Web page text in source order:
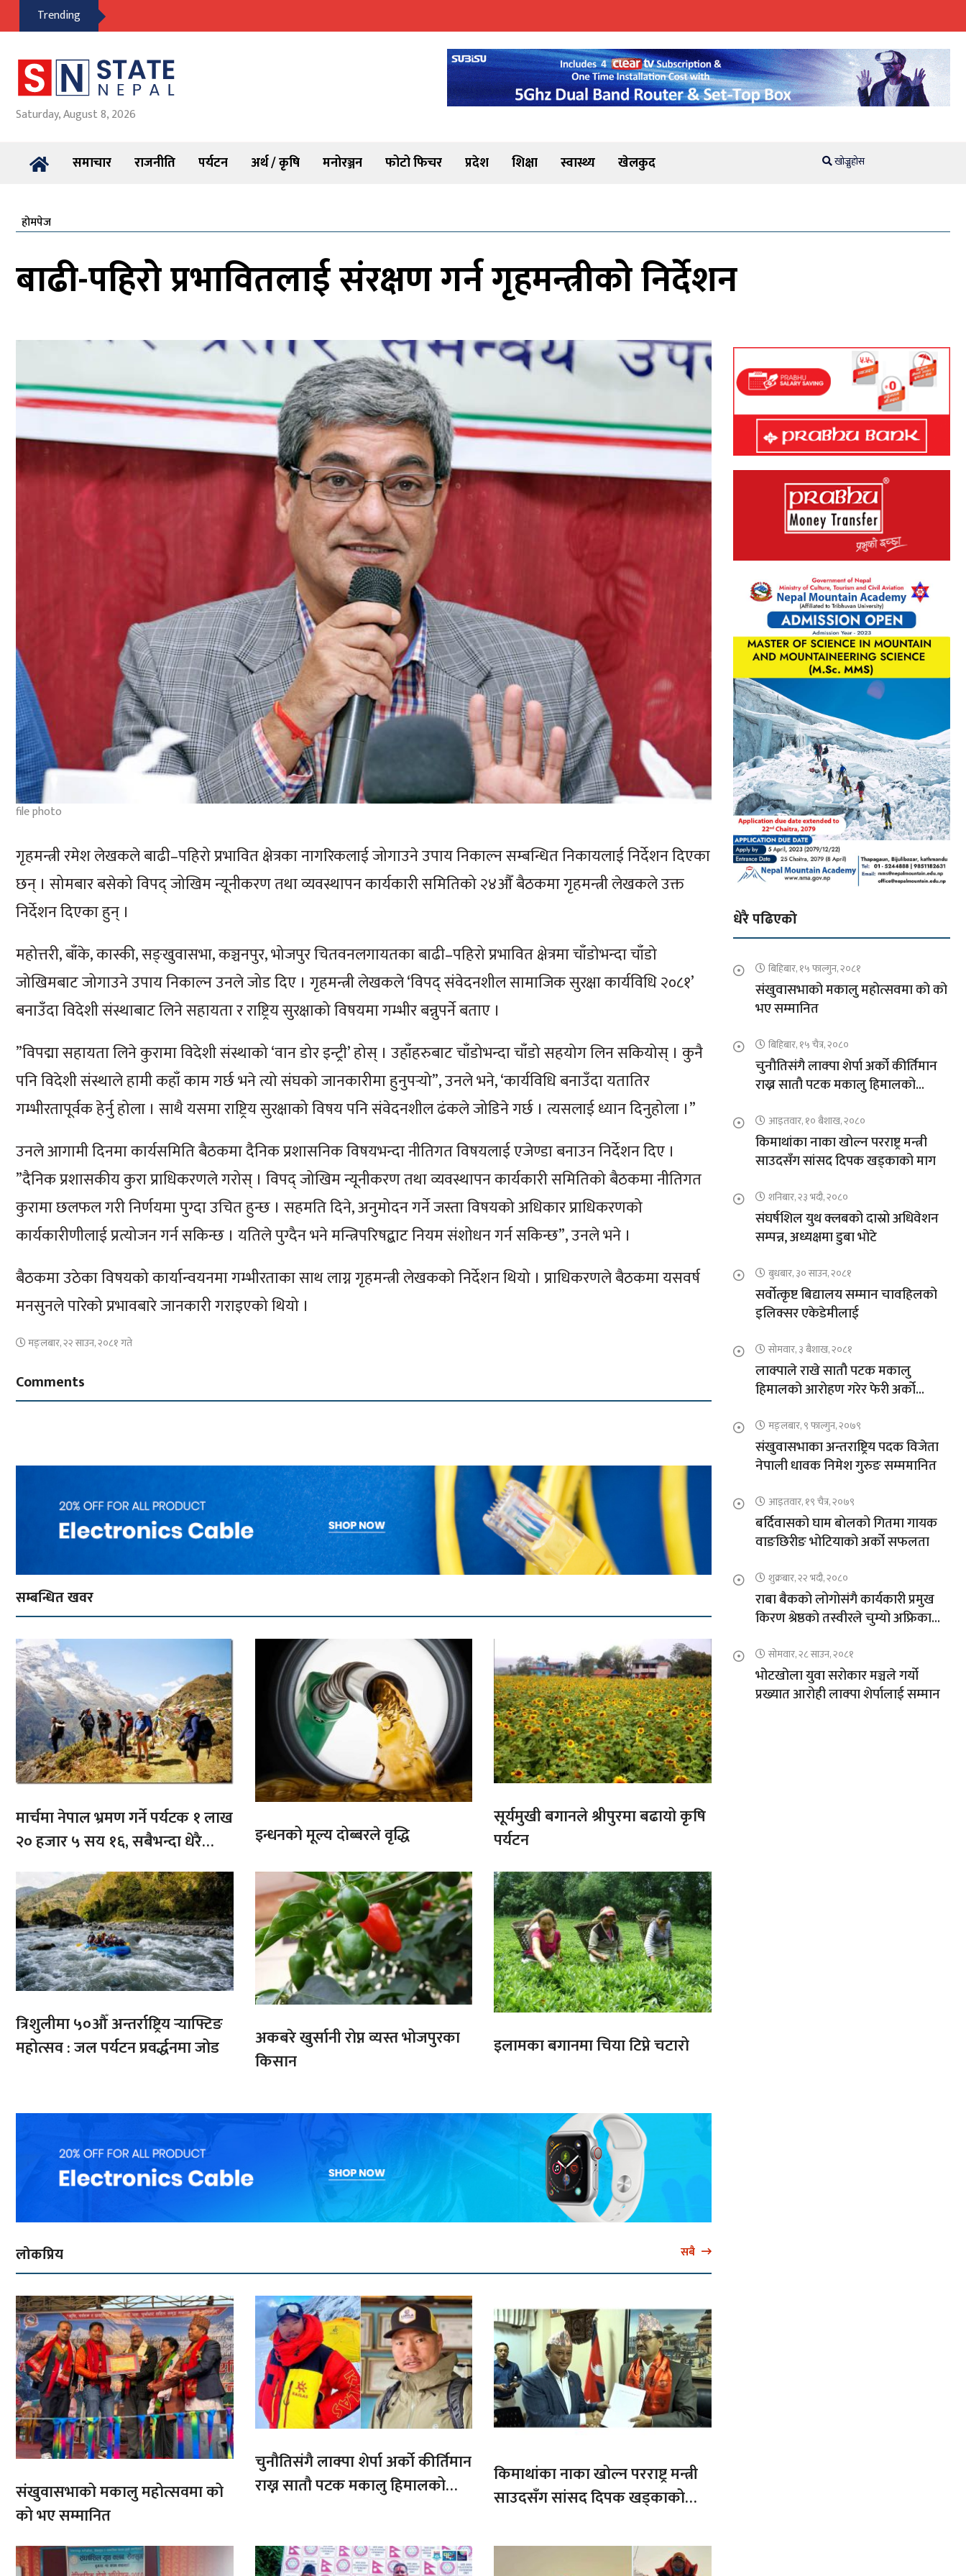
Trending
Saturday, August 8, 2026
समाचार राजनीति पर्यटन अर्थ / कृषि मनोरञ्जन फोटो फिचर प्रदेश शिक्षा स्वास्थ्य खेलकुद खोज्नुहोस
होमपेज
बाढी-पहिरो प्रभावितलाई संरक्षण गर्न गृहमन्त्रीको निर्देशन
file photo
गृहमन्त्री रमेश लेखकले बाढी–पहिरो प्रभावित क्षेत्रका नागरिकलाई जोगाउने उपाय निकाल्न सम्बन्धित निकायलाई निर्देशन दिएका
छन् । सोमबार बसेको विपद् जोखिम न्यूनीकरण तथा व्यवस्थापन कार्यकारी समितिको २४औँ बैठकमा गृहमन्त्री लेखकले उक्त
निर्देशन दिएका हुन् ।
महोत्तरी, बाँके, कास्की, सङ्खुवासभा, कञ्चनपुर, भोजपुर चितवनलगायतका बाढी–पहिरो प्रभावित क्षेत्रमा चाँडोभन्दा चाँडो
जोखिमबाट जोगाउने उपाय निकाल्न उनले जोड दिए । गृहमन्त्री लेखकले ‘विपद् संवेदनशील सामाजिक सुरक्षा कार्यविधि २०८१’
बनाउँदा विदेशी संस्थाबाट लिने सहायता र राष्ट्रिय सुरक्षाको विषयमा गम्भीर बन्नुपर्ने बताए ।
”विपद्मा सहायता लिने कुरामा विदेशी संस्थाको ‘वान डोर इन्ट्री’ होस् । उहाँहरुबाट चाँडोभन्दा चाँडो सहयोग लिन सकियोस् । कुनै
पनि विदेशी संस्थाले हामी कहाँ काम गर्छ भने त्यो संघको जानकारीमा हुनुपर्‍यो”, उनले भने, ‘कार्यविधि बनाउँदा यतातिर
गम्भीरतापूर्वक हेर्नु होला । साथै यसमा राष्ट्रिय सुरक्षाको विषय पनि संवेदनशील ढंकले जोडिने गर्छ । त्यसलाई ध्यान दिनुहोला ।”
उनले आगामी दिनमा कार्यसमिति बैठकमा दैनिक प्रशासनिक विषयभन्दा नीतिगत विषयलाई एजेण्डा बनाउन निर्देशन दिए ।
”दैनिक प्रशासकीय कुरा प्राधिकरणले गरोस् । विपद् जोखिम न्यूनीकरण तथा व्यवस्थापन कार्यकारी समितिको बैठकमा नीतिगत
कुरामा छलफल गरी निर्णयमा पुग्दा उचित हुन्छ । सहमति दिने, अनुमोदन गर्ने जस्ता विषयको अधिकार प्राधिकरणको
कार्यकारीणीलाई प्रत्योजन गर्न सकिन्छ । यतिले पुग्दैन भने मन्त्रिपरिषद्बाट नियम संशोधन गर्न सकिन्छ”, उनले भने ।
बैठकमा उठेका विषयको कार्यान्वयनमा गम्भीरताका साथ लाग्न गृहमन्त्री लेखकको निर्देशन थियो । प्राधिकरणले बैठकमा यसवर्ष
मनसुनले पारेको प्रभावबारे जानकारी गराइएको थियो ।
मङ्लबार, २२ साउन, २०८१ गते
Comments
सम्बन्धित खवर
मार्चमा नेपाल भ्रमण गर्ने पर्यटक १ लाख
२० हजार ५ सय १६, सबैभन्दा धेरै
भारतबाट
इन्धनको मूल्य दोब्बरले वृद्धि
सूर्यमुखी बगानले श्रीपुरमा बढायो कृषि
पर्यटन
त्रिशुलीमा ५०औँ अन्तर्राष्ट्रिय र्‍याफ्टिङ
महोत्सव : जल पर्यटन प्रवर्द्धनमा जोड
अकबरे खुर्सानी रोप्न व्यस्त भोजपुरका
किसान
इलामका बगानमा चिया टिप्ने चटारो
लोकप्रिय सबै
संखुवासभाको मकालु महोत्सवमा को
को भए सम्मानित
चुनौतिसंगै लाक्पा शेर्पा अर्को कीर्तिमान
राख्न सातौ पटक मकालु हिमालको
किमाथांका नाका खोल्न परराष्ट्र मन्त्री
साउदसँग सांसद दिपक खड्काको
धेरै पढिएको
बिहिबार, १५ फाल्गुन, २०८१
संखुवासभाको मकालु महोत्सवमा को को
भए सम्मानित
बिहिबार, १५ चैत्र, २०८०
चुनौतिसंगै लाक्पा शेर्पा अर्को कीर्तिमान
राख्न सातौ पटक मकालु हिमालको
आइतवार, १० बैशाख, २०८०
किमाथांका नाका खोल्न परराष्ट्र मन्त्री
साउदसँग सांसद दिपक खड्काको माग
शनिबार, २३ भदौ, २०८०
संघर्षशिल युथ क्लबको दास्रो अधिवेशन
सम्पन्न, अध्यक्षमा डुबा भोटे
बुधबार, ३० साउन, २०८१
सर्वोत्कृष्ट बिद्यालय सम्मान चावहिलको
इलिक्सर एकेडेमीलाई
सोमवार, ३ बैशाख, २०८१
लाक्पाले राखे सातौ पटक मकालु
हिमालको आरोहण गरेर फेरी अर्को
मङ्लबार, ९ फाल्गुन, २०७९
संखुवासभाका अन्तराष्ट्रिय पदक विजेता
नेपाली धावक निमेश गुरुङ सम्ममानित
आइतवार, १९ चैत्र, २०७९
बर्दिवासको घाम बोलको गितमा गायक
वाङछिरीङ भोटियाको अर्को सफलता
शुक्रबार, २२ भदौ, २०८०
राबा बैकको लोगोसंगै कार्यकारी प्रमुख
किरण श्रेष्ठको तस्वीरले चुम्यो अफ्रिकाको
सोमवार, २८ साउन, २०८१
भोटखोला युवा सरोकार मञ्चले गर्यो
प्रख्यात आरोही लाक्पा शेर्पालाई सम्मान